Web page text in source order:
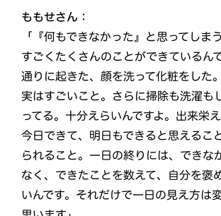
ももせさん：
「『何もできなかった』と思ってしま
すごくたくさんのことができているん
通りに起きた、顔を洗って化粧をした
実はすごいこと。さらに掃除も洗濯も
ってる。十分えらいんですよ。出来栄
今日できて、明日もできると思えるこ
られること。一日の終りには、できな
なく、できたことを数えて、自分を褒
いんです。それだけで一日の見え方は